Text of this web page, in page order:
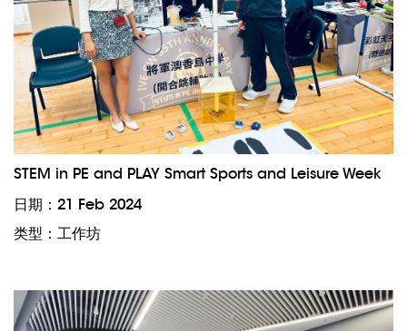
STEM in PE and PLAY Smart Sports and Leisure Week
日期：21 Feb 2024
类型：工作坊